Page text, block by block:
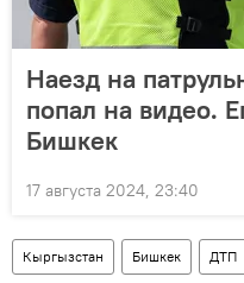
Наезд на
попал на видео.
Бишкек
17 августа 2024, 23:40
Кыргызстан Бишкек ДТП